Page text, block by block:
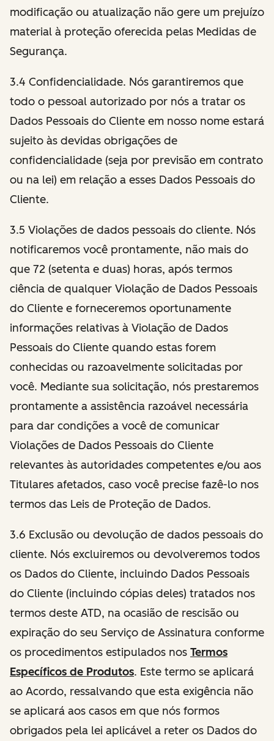
modificação ou atualização não gere um prejuízo
material à proteção oferecida pelas Medidas de
Segurança.
3.4 Confidencialidade. Nós garantiremos que
todo o pessoal autorizado por nós a tratar os
Dados Pessoais do Cliente em nosso nome estará
sujeito às devidas obrigações de
confidencialidade (seja por previsão em contrato
ou na lei) em relação a esses Dados Pessoais do
Cliente.
3.5 Violações de dados pessoais do cliente. Nós
notificaremos você prontamente, não mais do
que 72 (setenta e duas) horas, após termos
ciência de qualquer Violação de Dados Pessoais
do Cliente e forneceremos oportunamente
informações relativas à Violação de Dados
Pessoais do Cliente quando estas forem
conhecidas ou razoavelmente solicitadas por
você. Mediante sua solicitação, nós prestaremos
prontamente a assistência razoável necessária
para dar condições a você de comunicar
Violações de Dados Pessoais do Cliente
relevantes às autoridades competentes e/ou aos
Titulares afetados, caso você precise fazê-lo nos
termos das Leis de Proteção de Dados.
3.6 Exclusão ou devolução de dados pessoais do
cliente. Nós excluiremos ou devolveremos todos
os Dados do Cliente, incluindo Dados Pessoais
do Cliente (incluindo cópias deles) tratados nos
termos deste ATD, na ocasião de rescisão ou
expiração do seu Serviço de Assinatura conforme
os procedimentos estipulados nos Termos
Específicos de Produtos. Este termo se aplicará
ao Acordo, ressalvando que esta exigência não
se aplicará aos casos em que nós formos
obrigados pela lei aplicável a reter os Dados do